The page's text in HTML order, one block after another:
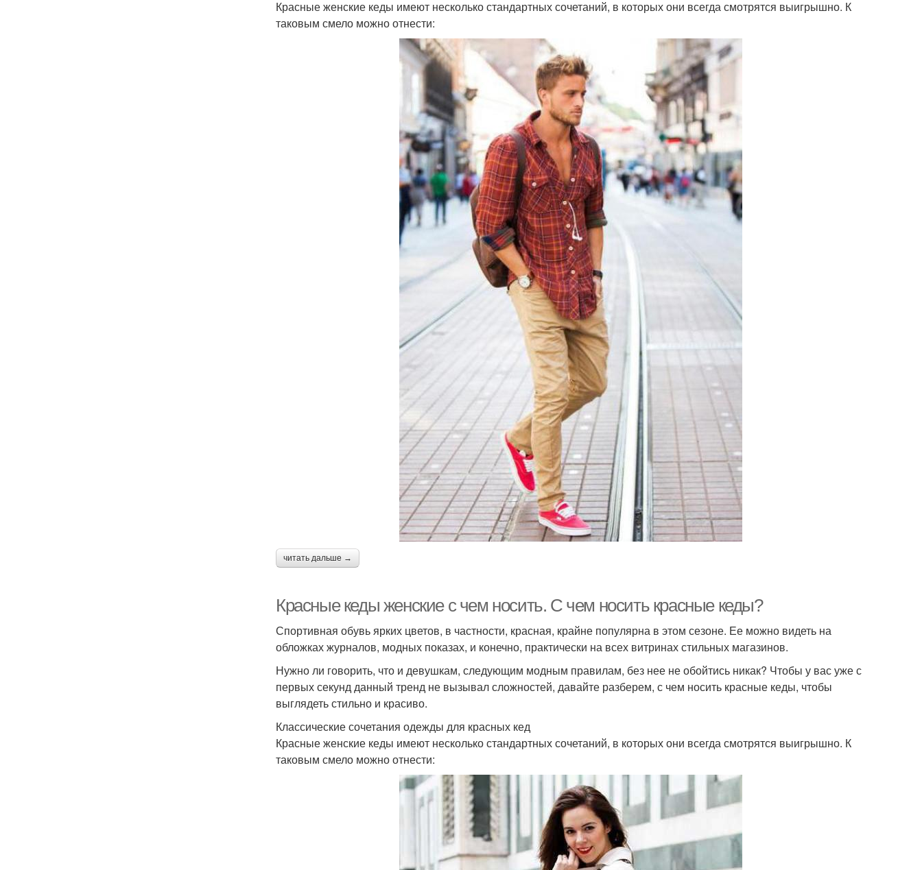
Красные женские кеды имеют несколько стандартных сочетаний, в которых они всегда смотрятся выигрышно. К
таковым смело можно отнести:
читать дальше →
Красные кеды женские с чем носить. С чем носить красные кеды?
Спортивная обувь ярких цветов, в частности, красная, крайне популярна в этом сезоне. Ее можно видеть на
обложках журналов, модных показах, и конечно, практически на всех витринах стильных магазинов.
Нужно ли говорить, что и девушкам, следующим модным правилам, без нее не обойтись никак? Чтобы у вас уже с
первых секунд данный тренд не вызывал сложностей, давайте разберем, с чем носить красные кеды, чтобы
выглядеть стильно и красиво.
Классические сочетания одежды для красных кед
Красные женские кеды имеют несколько стандартных сочетаний, в которых они всегда смотрятся выигрышно. К
таковым смело можно отнести: